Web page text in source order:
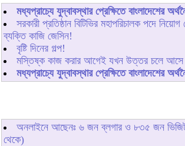
মধ্যপ্রাচ্যে যুদ্বাবস্থার প্রেক্ষিতে বাংলাদেশের
সরকারী প্রতিষ্ঠান বিটিভির মহাপরিচালক পদে নিয়োগ
ব্যক্তি কাজি জেসিন!
বৃষ্টি দিনের গল্প!
মস্তিষ্ক কাজ করার আগেই যখন উত্তর চলে আসে
মধ্যপ্রাচ্যে যুদ্বাবস্থার প্রেক্ষিতে বাংলাদেশের
অনলাইনে আছেনঃ ৬ জন ব্লগার ও ৮৩৫ জন
থেকে)